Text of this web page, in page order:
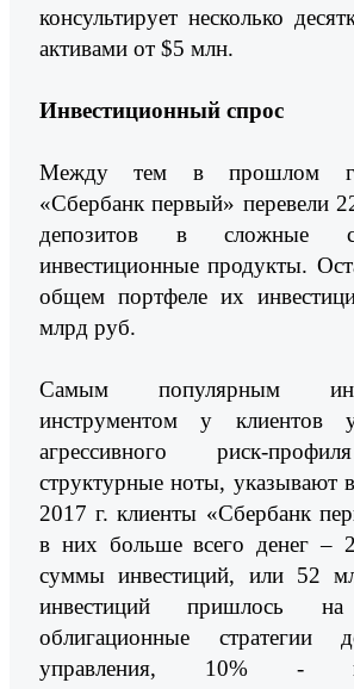
консультирует несколько
активами от $5 млн.
Инвестиционный спрос
Между тем в прошлом
«Сбербанк первый» перевели
депозитов в сложные
инвестиционные продукты.
общем портфеле их
млрд руб.
Самым популярным
инструментом у клиентов
агрессивного риск-
структурные ноты, указывают
2017 г. клиенты «Сбербанк
в них больше всего денег –
суммы инвестиций, или 52
инвестиций пришлось на
облигационные стратегии
управления, 10% -